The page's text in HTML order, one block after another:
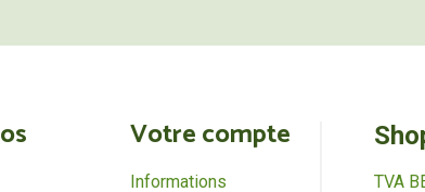
Votre compte
Informations TVA